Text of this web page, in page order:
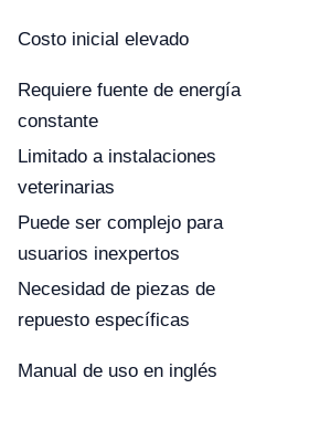
Costo inicial elevado
Requiere fuente de energía
constante
Limitado a instalaciones
veterinarias
Puede ser complejo para
usuarios inexpertos
Necesidad de piezas de
repuesto específicas
Manual de uso en inglés